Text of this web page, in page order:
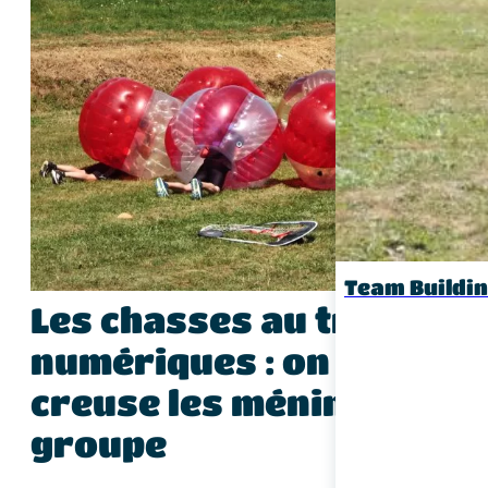
Team
Les chasses au trésor
numériques : on se
creuse les méninge en
groupe